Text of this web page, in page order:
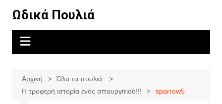
περιεχόμενο
Ωδικά Πουλιά
Αρχική
Όλα τα πουλιά.
Η τρυφερή ιστορία ενός σπουργιτιού!!!
sparrow5